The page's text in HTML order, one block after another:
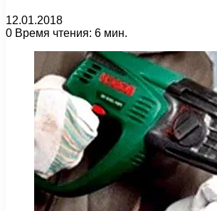
12.01.2018
0 Время чтения: 6 мин.